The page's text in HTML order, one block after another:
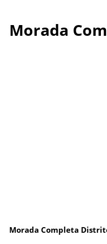
Morada
Morada Completa